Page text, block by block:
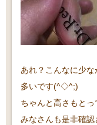
あれ？こんなに少
多いです(^◇^;)
ちゃんと高さもとっ
みなさんも是非確